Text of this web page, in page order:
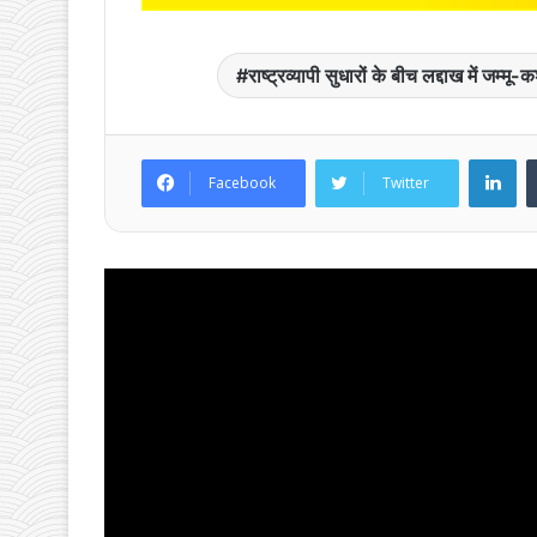
o
p
p
राष्ट्रव्यापी सुधारों के बीच लद्दाख में
Facebook Twitter